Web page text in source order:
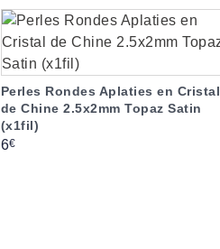
Perles Rondes Aplaties en Cristal
de Chine 2.5x2mm Topaz Satin
(x1fil)
Prix
6€